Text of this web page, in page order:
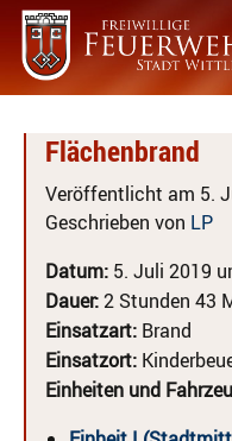
Flächenbrand
Veröffentlicht am 5.
Geschrieben von LP
Datum: 5. Juli 2019
Dauer:2 Stunden 43
Einsatzart: Brand
Einsatzort:
Einheiten und